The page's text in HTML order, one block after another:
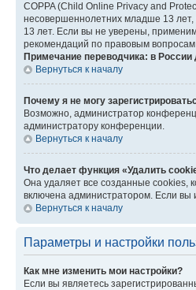
COPPA (Child Online Privacy and
несовершеннолетних младше 13
13 лет. Если вы не уверены,
рекомендаций по правовым
Примечание переводчика: в
Вернуться к началу
Почему я не могу
Возможно, администратор
администратору конференции.
Вернуться к началу
Что делает функция «Удалить
Она удаляет все созданные cookies,
включена администратором. Если
Вернуться к началу
Параметры и настройки
Как мне изменить мои настройки?
Если вы являетесь